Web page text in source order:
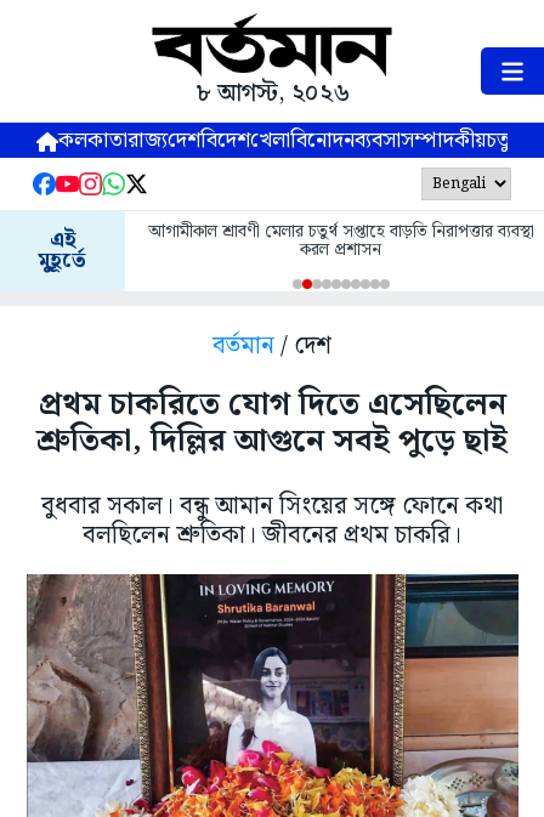
৮ আগস্ট, ২০২৬
কলকাতারাজ্যদেশবিদেশখেলাবিনোদনব্যবসাসম্পাদকীয়
এই
মুহূর্তে
আগামীকাল শ্রাবণী মেলার চতুর্থ সপ্তাহে বাড়তি নিরাপত্তার ব্যবস্থা
করল প্রশাসন
বর্তমান/ দেশ
প্রথম চাকরিতে যোগ দিতে এসেছিলেন
শ্রুতিকা, দিল্লির আগুনে সবই পুড়ে ছাই
বুধবার সকাল। বন্ধু আমান সিংয়ের সঙ্গে ফোনে কথা
বলছিলেন শ্রুতিকা। জীবনের প্রথম চাকরি।